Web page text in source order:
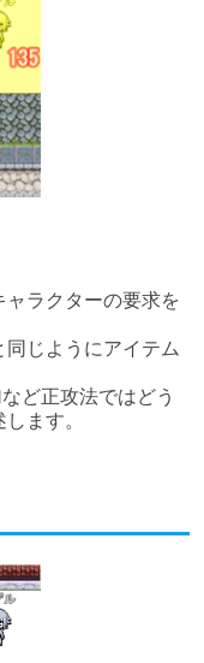
ラクターの要求を
じようにアイテム
ど正攻法ではどう
ます。